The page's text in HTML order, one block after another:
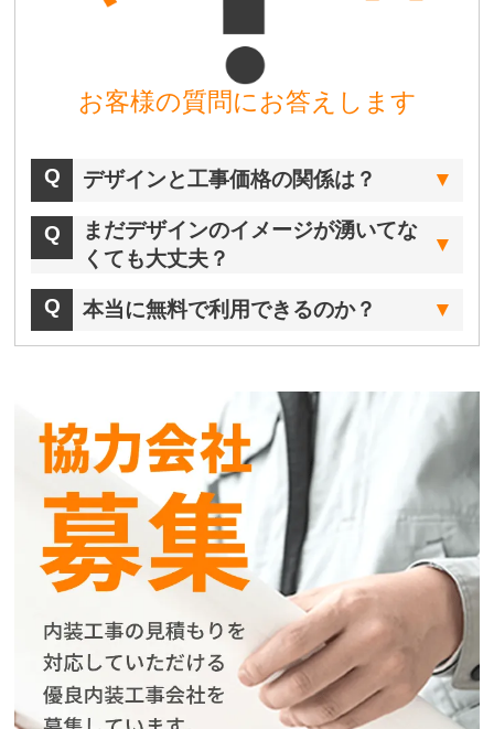
お客様の質問にお答えします
デザインと工事価格の関係は？
まだデザインのイメージが湧いてな
くても大丈夫？
本当に無料で利用できるのか？